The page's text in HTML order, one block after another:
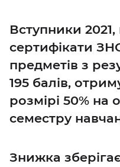
Вступники
сертифікати
предметів з
195 балів,
розмірі 50% на
семестру
Знижка